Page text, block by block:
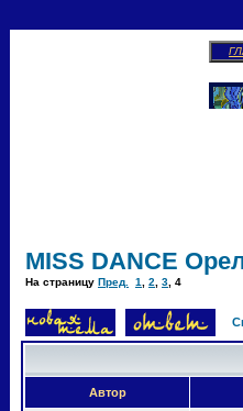
MISS DANCE
На страницу Пред. 1 2 3 4
Автор